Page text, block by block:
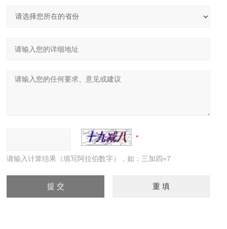
请输入计算结果（填写阿拉伯数字），如：三加四=7